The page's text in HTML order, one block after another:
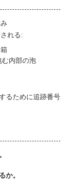
れる:
む内部の泡
るために追跡番号
か。